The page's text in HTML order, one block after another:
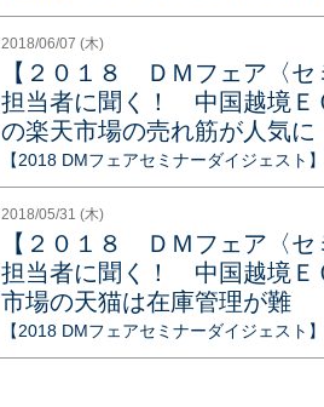
2018/06/07 (木)
【２０１８ ＤＭフェア〈
担当者に聞く！ 中国越境Ｅ
の楽天市場の売れ筋が人気に
【2018 DMフェアセミナーダイジェスト】
2018/05/31 (木)
【２０１８ ＤＭフェア〈
担当者に聞く！ 中国越境Ｅ
市場の天猫は在庫管理が難
【2018 DMフェアセミナーダイジェスト】